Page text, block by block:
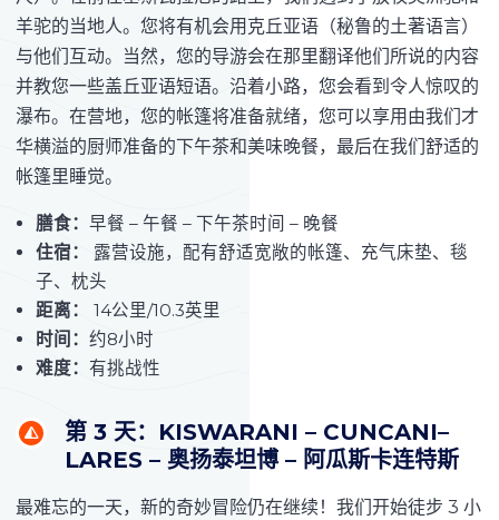
羊驼的当地人。您将有机会用克丘亚语（秘鲁的土著语言）
与他们互动。当然，您的导游会在那里翻译他们所说的内容
并教您一些盖丘亚语短语。沿着小路，您会看到令人惊叹的
瀑布。在营地，您的帐篷将准备就绪，您可以享用由我们才
华横溢的厨师准备的下午茶和美味晚餐，最后在我们舒适的
帐篷里睡觉。
膳食： 早餐 – 午餐 – 下午茶时间 – 晚餐
住宿： 露营设施，配有舒适宽敞的帐篷、充气床垫、毯
子、枕头
距离：
14公里/10.3英里
时间： 约8小时
难度： 有挑战性
第 3 天：KISWARANI – CUNCANI–
LARES – 奥扬泰坦博 – 阿瓜斯卡连特斯
最难忘的一天，新的奇妙冒险仍在继续！我们开始徒步 3 小